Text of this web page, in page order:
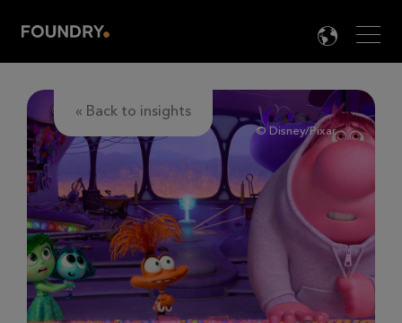

« Back to insights
© Disney/Pixar